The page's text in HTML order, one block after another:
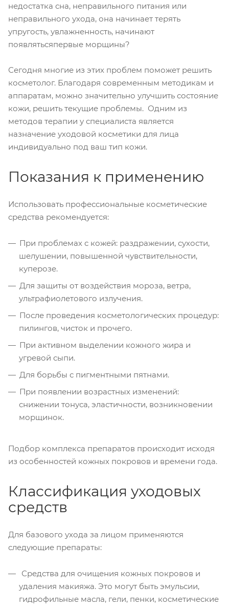
недостатка сна, неправильного питания или
неправильного ухода, она начинает терять
упругость, увлажненность, начинают
появлятьсяпервые морщины?
Сегодня многие из этих проблем поможет решить
косметолог. Благодаря современным методикам и
аппаратам, можно значительно улучшить состояние
кожи, решить текущие проблемы. Одним из
методов терапии у специалиста является
назначение уходовой косметики для лица
индивидуально под ваш тип кожи.
Показания к применению
Использовать профессиональные косметические
средства рекомендуется:
При проблемах с кожей: раздражении, сухости,
шелушении, повышенной чувствительности,
куперозе.
Для защиты от воздействия мороза, ветра,
ультрафиолетового излучения.
После проведения косметологических процедур:
пилингов, чисток и прочего.
При активном выделении кожного жира и
угревой сыпи.
Для борьбы с пигментными пятнами.
При появлении возрастных изменений:
снижении тонуса, эластичности, возникновении
морщинок.
Подбор комплекса препаратов происходит исходя
из особенностей кожных покровов и времени года.
Классификация уходовых
средств
Для базового ухода за лицом применяются
следующие препараты:
Средства для очищения кожных покровов и
удаления макияжа. Это могут быть эмульсии,
гидрофильные масла, гели, пенки, косметические